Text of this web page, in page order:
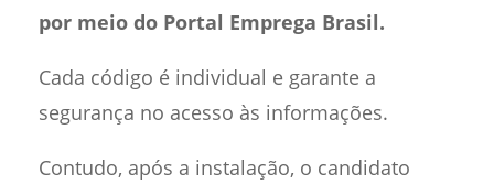
por meio do Portal Emprega Brasil.
Cada código é individual e garante a
segurança no acesso às informações.
Contudo, após a instalação, o candidato